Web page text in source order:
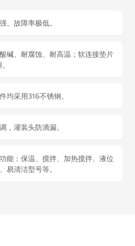
、故障率极低。
碱、耐腐蚀、耐高温；软连接垫片
均采用316不锈钢。
，灌装头防滴漏。
能：保温、搅拌、加热搅拌、液位
易清洁型号等。